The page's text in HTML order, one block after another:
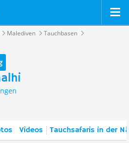
Malediven Tauchbasen
Videos Tauchsafaris in der